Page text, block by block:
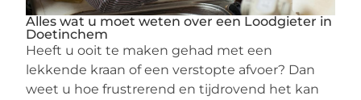
Alles wat u moet weten over een Loodgieter in
Doetinchem
Heeft u ooit te maken gehad met een
lekkende kraan of een verstopte afvoer? Dan
weet u hoe frustrerend en tijdrovend het kan